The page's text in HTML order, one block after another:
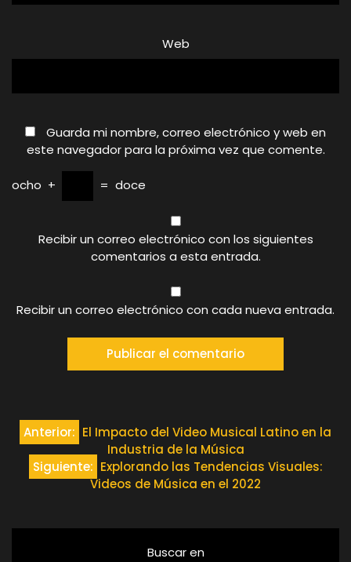
Web
Guarda mi nombre, correo electrónico y web en
este navegador para la próxima vez que comente.
ocho + = doce
Recibir un correo electrónico con los siguientes
comentarios a esta entrada.
Recibir un correo electrónico con cada nueva entrada.
Navegación
entradas
Anterior: El Impacto del Video Musical Latino en la
Industria de la Música
Siguiente: Explorando las Tendencias Visuales:
Videos de Música en el 2022
Buscar en